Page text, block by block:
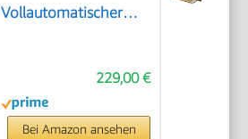
Vollautomatischer
und Hefespender, 32
automatische
Programme, zwei
229,00 €
Bei Amazon ansehen